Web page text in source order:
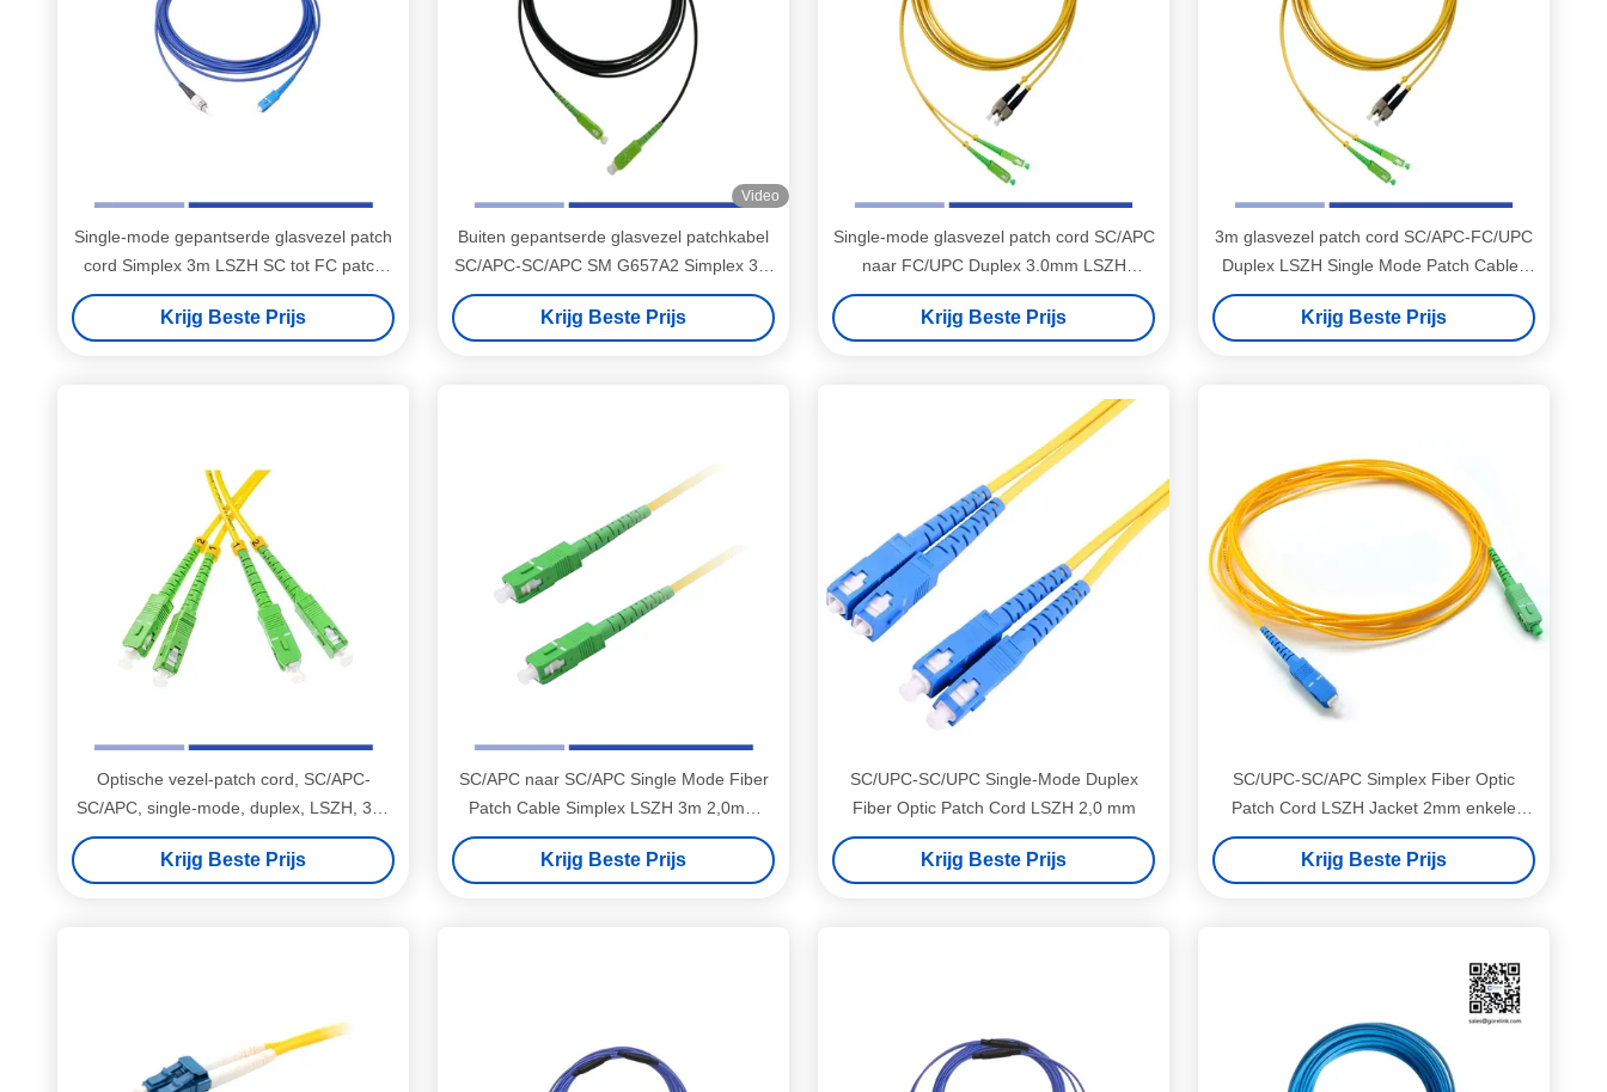
Single-mode gepantserde glasvezel patch
cord Simplex 3m LSZH SC tot FC patch
cord
Krijg Beste Prijs
Video
Buiten gepantserde glasvezel patchkabel
SC/APC-SC/APC SM G657A2 Simplex 3m
OFNR UV-bestendige mantel
Krijg Beste Prijs
Single-mode glasvezel patch cord SC/APC
naar FC/UPC Duplex 3.0mm LSZH
glasvezel patch leads
Krijg Beste Prijs
3m glasvezel patch cord SC/APC-FC/UPC
Duplex LSZH Single Mode Patch Cables
High Speed
Krijg Beste Prijs
Optische vezel-patch cord, SC/APC-
SC/APC, single-mode, duplex, LSZH, 3m,
2,0mm
Krijg Beste Prijs
SC/APC naar SC/APC Single Mode Fiber
Patch Cable Simplex LSZH 3m 2,0mm
Patch Cord
Krijg Beste Prijs
SC/UPC-SC/UPC Single-Mode Duplex
Fiber Optic Patch Cord LSZH 2,0 mm
Krijg Beste Prijs
SC/UPC-SC/APC Simplex Fiber Optic
Patch Cord LSZH Jacket 2mm enkele
modus Vezeljumpers
Krijg Beste Prijs